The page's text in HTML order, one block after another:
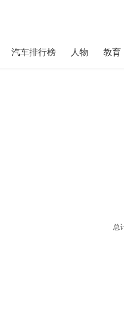
汽车排行榜 人物 教育
总